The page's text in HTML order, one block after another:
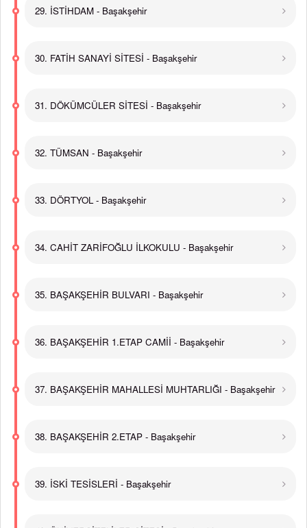
29. İSTİHDAM - Başakşehir
30. FATİH SANAYİ SİTESİ - Başakşehir
31. DÖKÜMCÜLER SİTESİ - Başakşehir
32. TÜMSAN - Başakşehir
33. DÖRTYOL - Başakşehir
34. CAHİT ZARİFOĞLU İLKOKULU - Başakşehir
35. BAŞAKŞEHİR BULVARI - Başakşehir
36. BAŞAKŞEHİR 1.ETAP CAMİİ - Başakşehir
37. BAŞAKŞEHİR MAHALLESİ MUHTARLIĞI - Başakşehir
38. BAŞAKŞEHİR 2.ETAP - Başakşehir
39. İSKİ TESİSLERİ - Başakşehir